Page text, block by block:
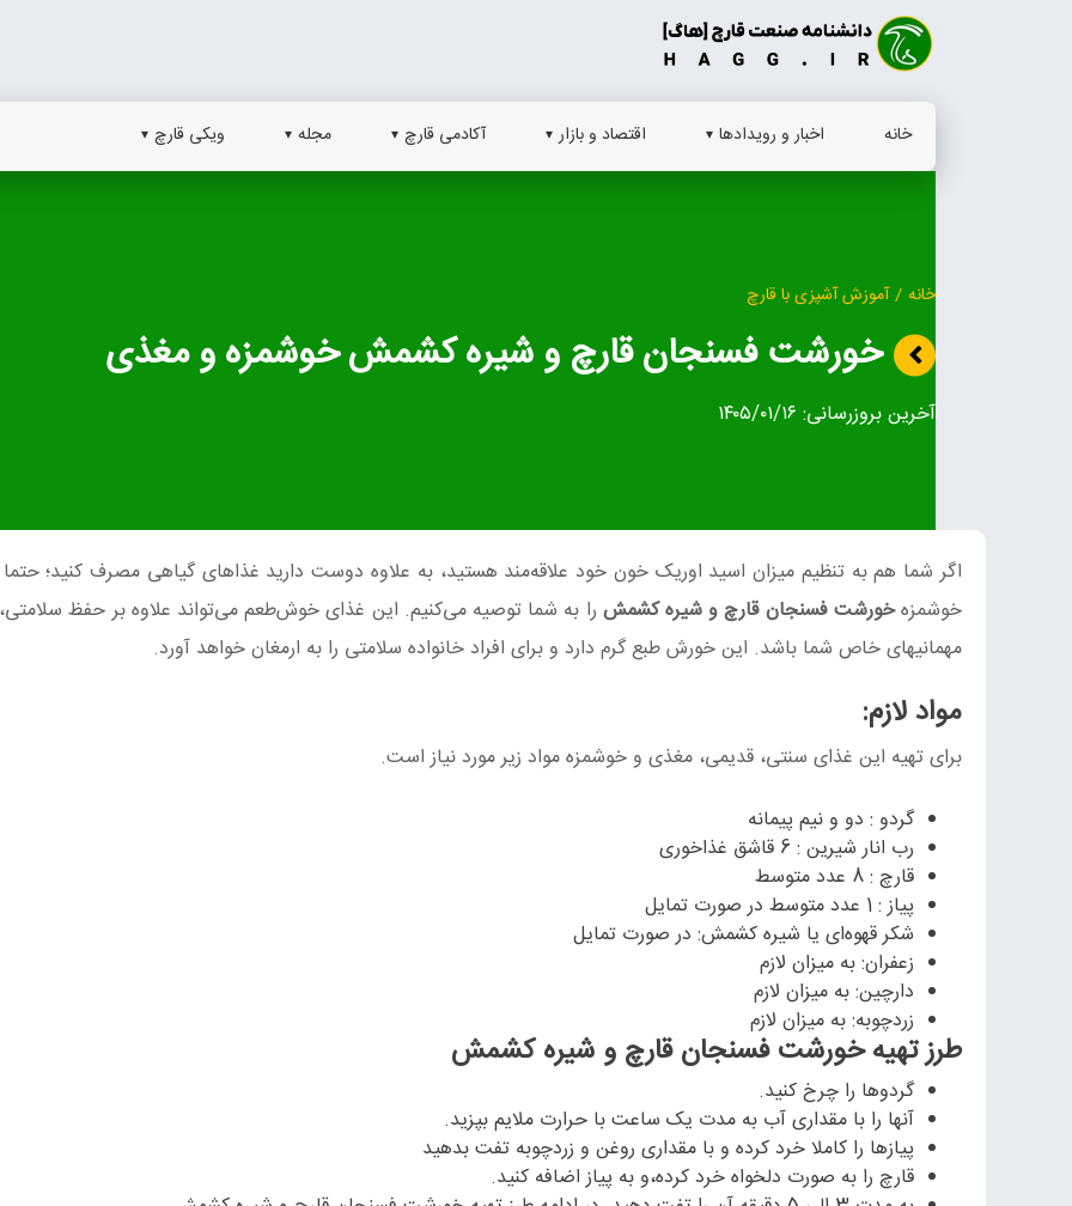
خانه اخبار و رویدادها اقتصاد و بازار آکادمی قارچ مجله ویکی قارچ
خانه / آموزش آشپزی با قارچ
خورشت فسنجان قارچ و شیره کشمش خوشمزه و مغذی
آخرین بروزرسانی: ۱۴۰۵/۰۱/۱۶
اگر شما هم به تنظیم میزان اسید اوریک خون خود علاقه‌مند هستید، به علاوه دوست دارید غذاهای گیاهی مصرف کنید؛
خوشمزهخورشت فسنجان قارچ و شیره کشمش را به شما توصیه می‌کنیم. این غذای خوش‌طعم می‌تواند علاوه بر حفظ
مهمانیهای خاص شما باشد. این خورش طبع گرم دارد و برای افراد خانواده سلامتی را به ارمغان خواهد آورد.
مواد لازم:
برای تهیه این غذای سنتی، قدیمی، مغذی و خوشمزه مواد زیر مورد نیاز است.
گردو : دو و نیم پیمانه
رب انار شیرین : 6 قاشق غذاخوری
قارچ : 8 عدد متوسط
پیاز : 1 عدد متوسط در صورت تمایل
شکر قهوه‌ای یا شیره کشمش: در صورت تمایل
زعفران: به میزان لازم
دارچین: به میزان لازم
زردچوبه: به میزان لازم
طرز تهیه خورشت فسنجان قارچ و شیره کشمش
گردوها را چرخ کنید.
آنها را با مقداری آب به مدت یک ساعت با حرارت ملایم بپزید.
پیازها را کاملا خرد کرده و با مقداری روغن و زردچوبه تفت بدهید
قارچ را به صورت دلخواه خرد کرده،و به پیاز اضافه کنید.